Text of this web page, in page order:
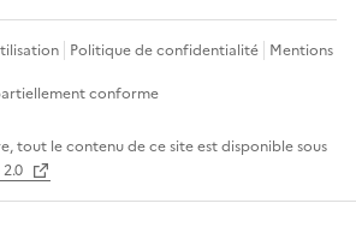
Politique de confidentialité Mentions
conforme
tout le contenu de ce site est disponible sous